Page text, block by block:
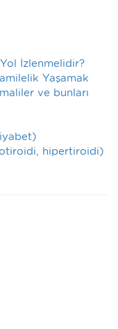
Yol İzlenmelidir?
Yaşamak
ve bunları
hipertiroidi)